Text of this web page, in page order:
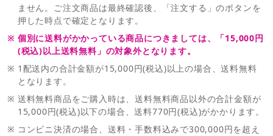
ません。ご注文商品は最終確認後、「注文する」のボタンを
押した時点で確定となります。
※ 個別に送料がかかっている商品につきましては、「15,000円
(税込)以上送料無料」の対象外となります。
※ 1配送内の合計金額が15,000円(税込)以上の場合、送料無料
となります。
※ 送料無料商品をご購入時は、送料無料商品以外の合計金額が
15,000円(税込)以下の場合、送料770円(税込)がかかります。
※ コンビニ決済の場合、送料・手数料込みで300,000円を超え